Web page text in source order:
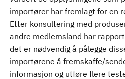
importører har fremlagt for en
Etter konsultering med
andre medlemsland har
det er nødvendig å pålegge
importørene å fremskaffe/
informasjon og utføre flere